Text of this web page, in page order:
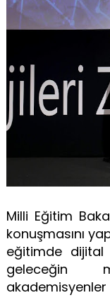
Milli Eğitim
konuşmasını
eğitimde
geleceğin
akademisyenler